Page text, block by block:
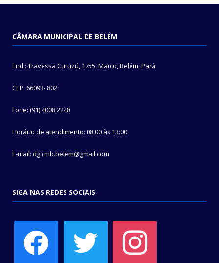
CÂMARA MUNICIPAL DE BELÉM
End.: Travessa Curuzú, 1755. Marco, Belém, Pará.
CEP: 66093- 802
Fone: (91) 4008 2248
Horário de atendimento: 08:00 às 13:00
E-mail: dg.cmb.belem@gmail.com
SIGA NAS REDES SOCIAIS